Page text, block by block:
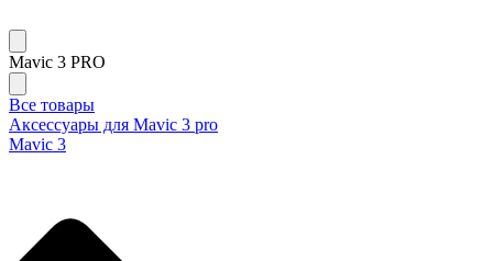
Mavic 3 PRO
Все товары
Аксессуары для Mavic 3 pro
Mavic 3